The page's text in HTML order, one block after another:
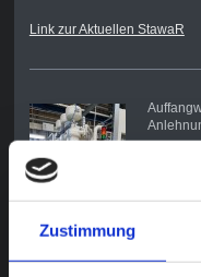
Zustimmung
Link zur Aktuellen StawaR